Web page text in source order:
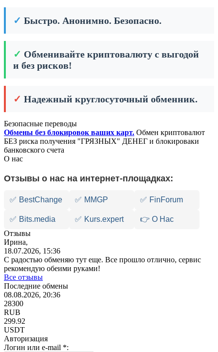
✓ Быстро. Анонимно. Безопасно.
✓ Обменивайте криптовалюту с выгодой
и без рисков!
✓ Надежный круглосуточный обменник.
Безопасные переводы
Обмены без блокировок ваших карт. Обмен криптовалют
БЕЗ риска получения "ГРЯЗНЫХ" ДЕНЕГ и блокироваки
банковского счета
О нас
Отзывы о нас на интернет-площадках:
✅ BestChange ✅ MMGP ✅ FinForum
✅ Bits.media ✅ Kurs.expert
👉 О Нас
Отзывы
Ирина,
18.07.2026, 15:36
С радостью обменяю тут еще. Все прошло отлично, сервис
рекомендую обеими руками!
Все отзывы
Последние обмены
08.08.2026, 20:36
28300
RUB
299.92
USDT
Авторизация
Логин или e-mail *: